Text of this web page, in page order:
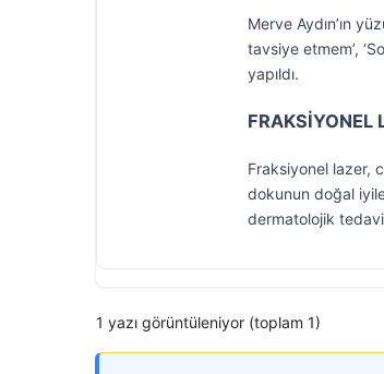
Merve Aydın’ın
tavsiye etmem’,
yapıldı.
FRAKSİYONEL
Fraksiyonel lazer,
dokunun doğal
dermatolojik
1 yazı görüntüleniyor (toplam 1)